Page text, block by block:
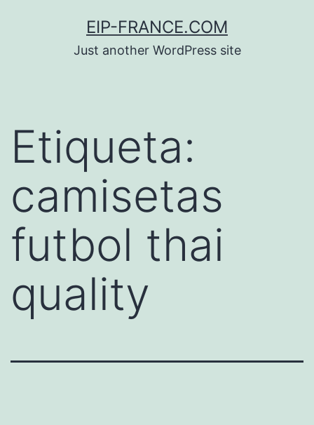
EIP-FRANCE.COM
Just another WordPress site
Etiqueta:
camisetas
futbol thai
quality